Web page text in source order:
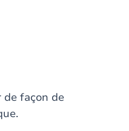
façon de